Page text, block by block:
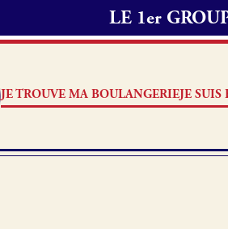
LE 1er
JE TROUVE MA BOULANGERIEJE SUIS